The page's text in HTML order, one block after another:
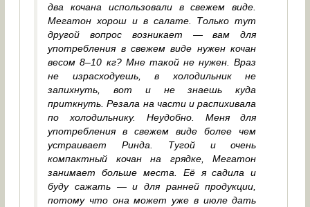
два кочана использовали в свежем виде.
Мегатон хорош и в салате. Только тут
другой вопрос возникает — вам для
употребления в свежем виде нужен кочан
весом 8–10 кг? Мне такой не нужен. Враз
не израсходуешь, в холодильник не
запихнуть, вот и не знаешь куда
приткнуть. Резала на части и распихивала
по холодильнику. Неудобно. Меня для
употребления в свежем виде более чем
устраивает Ринда. Тугой и очень
компактный кочан на грядке, Мегатон
занимает больше места. Её я садила и
буду сажать — и для ранней продукции,
потому что она может уже в июле дать